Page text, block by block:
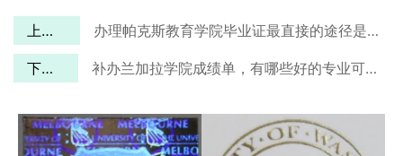
上一篇 办理帕克斯教育学院毕业证最直接的途径是什么？
下一篇 补办兰加拉学院成绩单，有哪些好的专业可以选择？